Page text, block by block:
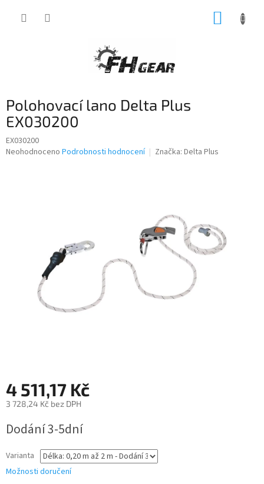
Polohovací lano Delta Plus
EX030200
EX030200
Průměrné
Neohodnoceno Podrobnosti hodnocení Značka: Delta Plus
4 511,17 Kč
3 728,24 Kč bez DPH
cena:
Dodání 3-5dní
Varianta
Možnosti doručení